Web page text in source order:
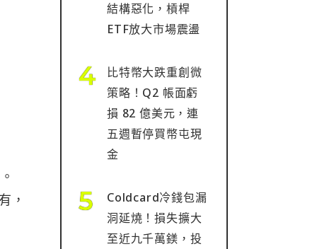
，
結構惡化，槓桿
ETF放大市場震盪
比特幣大跌重創微
策略！Q2 帳面虧
損 82 億美元，連
五週暫停買幣屯現
金
Coldcard冷錢包漏
洞延燒！損失擴大
至近九千萬鎂，投